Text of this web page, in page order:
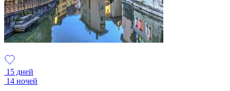
15 дней
14 ночей